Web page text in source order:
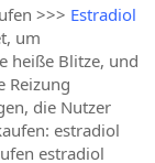
>>> Estradiol
um
heiße Blitze, und
Reizung
die Nutzer
estradiol
estradiol